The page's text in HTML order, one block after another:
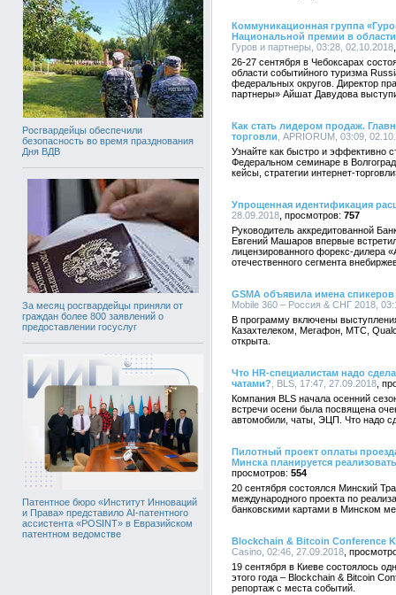
Росгвардейцы обеспечили
безопасность во время празднования
Дня ВДВ
За месяц росгвардейцы приняли от
граждан более 800 заявлений о
предоставлении госуслуг
Патентное бюро «Институт Инноваций
и Права» представило AI-патентного
ассистента «POSINT» в Евразийском
патентном ведомстве
Коммуникационная группа
Национальной премии в
Гуров и партнеры, 03:28, 02.10.2018
26-27 сентября в Чебоксарах
области событийного туризма
федеральных округов. Директор
партнеры» Айшат Давудова
Как стать лидером продаж.
торговли , APRIORUM, 03:09,
Узнайте как быстро и эффективно
Федеральном семинаре в
кейсы, стратегии интернет-
Упрощенная идентификация
28.09.2018
757
Руководитель аккредитованной
Евгений Машаров впервые
лицензированного форекс-дилера
отечественного сегмента
GSMA объявила имена
Mobile 360 – Россия & СНГ 2018,
В программу включены
Казахтелеком, Мегафон, МТС,
открыта.
Что HR-специалистам надо
чатами? , BLS, 17:47, 27.09.2018
Компания BLS начала осенний
встречи осени была посвящена
автомобили, чаты, ЭЦП. Что надо
Пилотный проект оплаты
Минска планируется
554
20 сентября состоялся Минский
международного проекта по
банковскими картами в Минском
Blockchain & Bitcoin Conference
Casino, 02:46, 27.09.2018
19 сентября в Киеве состоялось
этого года – Blockchain & Bitcoin
репортаж с места событий.